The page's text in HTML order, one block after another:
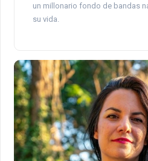
un millonario fondo de bandas
su vida.